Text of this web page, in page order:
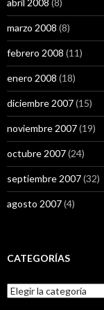
marzo 2008 (8)
febrero 2008 (11)
enero 2008 (18)
diciembre 2007(15)
noviembre 2007(19)
octubre 2007(24)
septiembre 2007(32)
agosto 2007(4)
CATEGORÍAS
Categorías